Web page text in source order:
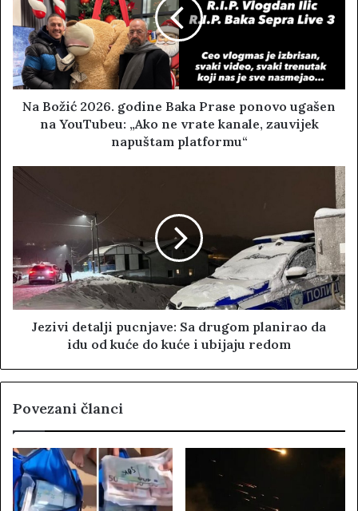
Na Božić 2026. godine Baka Prase ponovo ugašen
na YouTubeu: „Ako ne vrate kanale, zauvijek
napuštam platformu“
Jezivi detalji pucnjave: Sa drugom planirao da
idu od kuće do kuće i ubijaju redom
Povezani članci